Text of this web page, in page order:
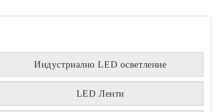
Индустриално LED осветление
LED Ленти